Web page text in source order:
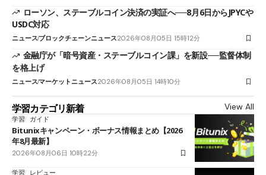
ローソン、ステーブルコイン決済の実証へ──8月6日からJPYCや
USDC対応
ニュースブロックチェーンニュース2026年08月05日 15時12分
金融庁が「暗号資産・ステーブルコイン課」を新設──監督体制
を格上げ
ニュースマーケットニュース2026年08月05日 14時10分
学習カテゴリ新着 View All
学習 ガイド
Bitunixキャンペーン・ボーナス情報まとめ【2026
年8月最新】
2026年08月06日 10時22分
学習 レビュー